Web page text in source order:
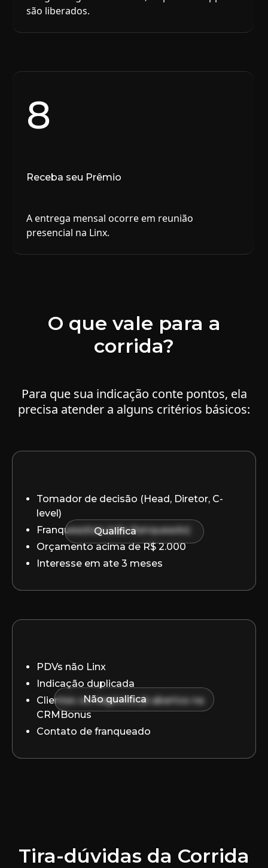
são liberados.
8
Receba seu Prêmio
A entrega mensal ocorre em reunião
presencial na Linx.
O que vale para a
corrida?
Para que sua indicação conte pontos, ela
precisa atender a alguns critérios básicos:
Tomador de decisão (Head, Diretor, C-
level)
Franqueadora (não franqueado)
Orçamento acima de R$ 2.000
Interesse em ate 3 meses
Qualifica
PDVs não Linx
Indicação duplicada
Clientes ou negócios já abertos na
CRMBonus
Contato de franqueado
Não qualifica
Tira-dúvidas da Corrida